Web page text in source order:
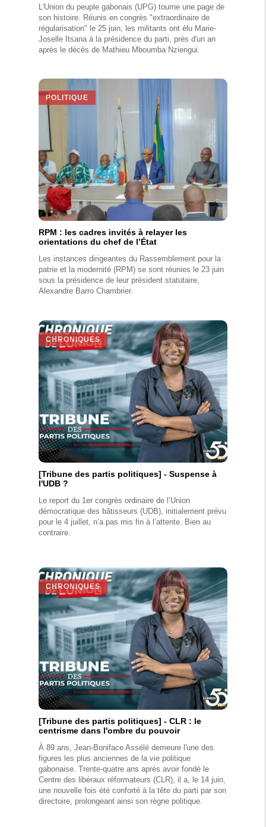
L'Union du peuple gabonais (UPG) tourne une page de
son histoire. Réunis en congrès "extraordinaire de
régularisation" le 25 juin, les militants ont élu Marie-
Joselle Itsana à la présidence du parti, près d'un an
après le décès de Mathieu Mboumba Nziengui.
POLITIQUE
RPM : les cadres invités à relayer les
orientations du chef de l’État
Les instances dirigeantes du Rassemblement pour la
patrie et la modernité (RPM) se sont réunies le 23 juin
sous la présidence de leur président statutaire,
Alexandre Barro Chambrier.
CHRONIQUES
[Tribune des partis politiques] - Suspense à
l'UDB ?
Le report du 1er congrès ordinaire de l’Union
démocratique des bâtisseurs (UDB), initialement prévu
pour le 4 juillet, n’a pas mis fin à l’attente. Bien au
contraire.
CHRONIQUES
[Tribune des partis politiques] - CLR : le
centrisme dans l'ombre du pouvoir
À 89 ans, Jean-Boniface Assélé demeure l'une des
figures les plus anciennes de la vie politique
gabonaise. Trente-quatre ans après avoir fondé le
Centre des libéraux réformateurs (CLR), il a, le 14 juin,
une nouvelle fois été conforté à la tête du parti par son
directoire, prolongeant ainsi son règne politique.